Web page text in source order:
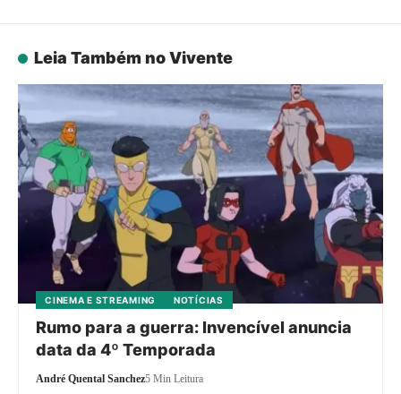
Leia Também no Vivente
CINEMA E STREAMING NOTÍCIAS
Rumo para a guerra: Invencível anuncia
data da 4º Temporada
André Quental Sanchez5 Min Leitura